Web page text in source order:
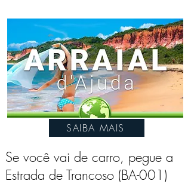
Se você vai de carro, pegue a
Estrada de Trancoso (BA-001)
SAIBA MAIS